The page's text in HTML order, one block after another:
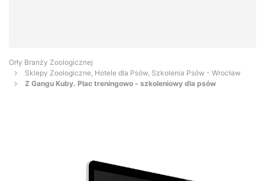
Orły Branży Zoologicznej
Sklepy Zoologiczne, Hotele dla Psów, Szkolenia Psów - Wrocław
Z Gangu Kuby. Plac treningowo - szkoleniowy dla psów